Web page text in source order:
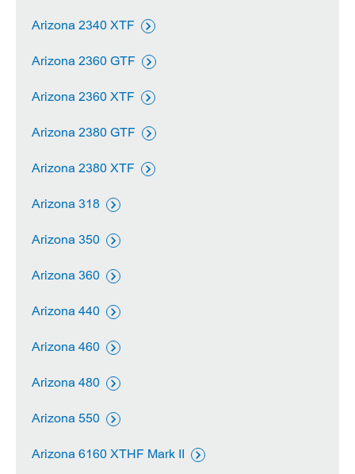
Arizona 2340 XTF 
Arizona 2360 GTF 
Arizona 2360 XTF 
Arizona 2380 GTF 
Arizona 2380 XTF 
Arizona 318 
Arizona 350 
Arizona 360 
Arizona 440 
Arizona 460 
Arizona 480 
Arizona 550 
Arizona 6160 XTHF Mark II 